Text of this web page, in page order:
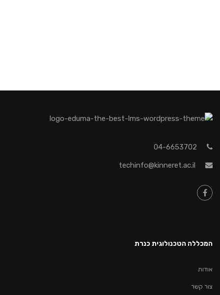
04-6653702
techinfo@kinneret.ac.il
המכללה הטכנולוגית כנרת
אודות
צור קשר